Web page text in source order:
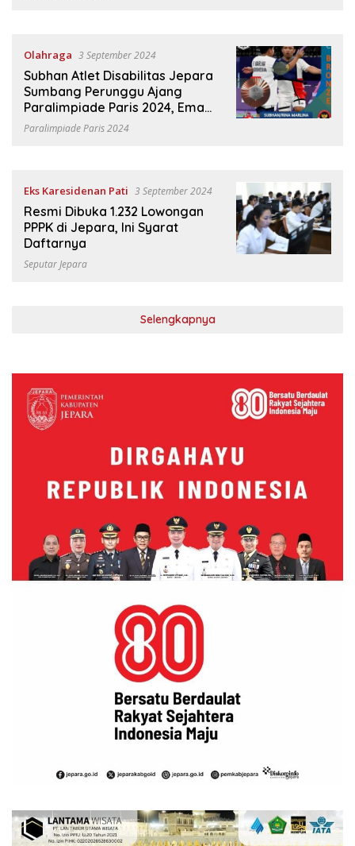
Olahraga 3 September 2024
Subhan Atlet Disabilitas Jepara
Sumbang Perunggu Ajang
Paralimpiade Paris 2024, Emas
Pertama Diraih Hikmat/Laeni
Paralimpiade Paris 2024
Eks Karesidenan Pati 3 September 2024
Resmi Dibuka 1.232 Lowongan
PPPK di Jepara, Ini Syarat
Daftarnya
Seputar Jepara
Selengkapnya